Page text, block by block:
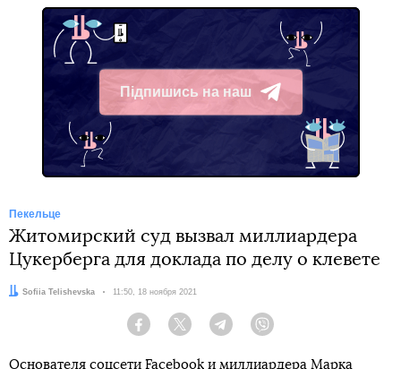
Підпишись на наш
Telegram
Пекельце
Житомирский суд вызвал миллиардера
Цукерберга для доклада по делу о клевете
Автор:
Sofiia Telishevska Дата:
11:50, 18 ноября 2021
Facebook Twitter Telegram
Основателя соцсети Facebook и миллиардера Марка